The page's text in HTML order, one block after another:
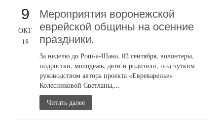
9
ОКТ
18
Мероприятия воронежской
еврейской общины на осенние
праздники.
За неделю до Рош-а-Шана, 02 сентября, волонтеры,
подростки, молодежь, дети и родители, под чутким
руководством автора проекта «Евреваренье»
Колесниковой Светланы,...
Читать далее